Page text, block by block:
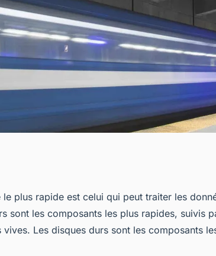
le
plus rapide est celui qui peut traiter les
sont les composants les plus rapides, suivis
Les disques durs sont les composants